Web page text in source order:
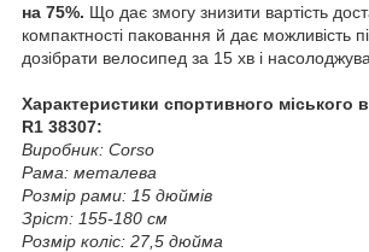
на 75%. Що дає змогу знизити вартість
компактності паковання й дає можливість
дозібрати велосипед за 15 хв і
Характеристики спортивного міського
R1 38307:
Виробник: Corso
Рама: металева
Розмір рами: 15 дюймів
Зріст: 155-180 см
Розмір коліс: 27,5 дюйма